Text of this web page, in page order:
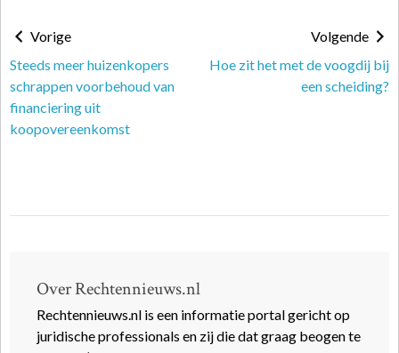
Vorige
Steeds meer huizenkopers
schrappen voorbehoud van
financiering uit
koopovereenkomst
Volgende
Hoe zit het met de voogdij bij
een scheiding?
Over Rechtennieuws.nl
Rechtennieuws.nl is een informatie portal gericht op
juridische professionals en zij die dat graag beogen te